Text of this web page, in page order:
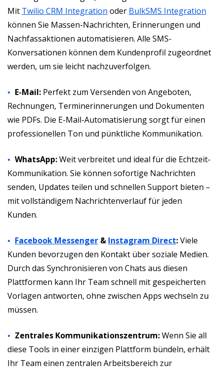
Mit Twilio CRM Integration oder BulkSMS Integration
können Sie Massen-Nachrichten, Erinnerungen und
Nachfassaktionen automatisieren. Alle SMS-
Konversationen können dem Kundenprofil zugeordnet
werden, um sie leicht nachzuverfolgen.
E-Mail: Perfekt zum Versenden von Angeboten,
Rechnungen, Terminerinnerungen und Dokumenten
wie PDFs. Die E-Mail-Automatisierung sorgt für einen
professionellen Ton und pünktliche Kommunikation.
WhatsApp:Weit verbreitet und ideal für die Echtzeit-
Kommunikation. Sie können sofortige Nachrichten
senden, Updates teilen und schnellen Support bieten –
mit vollständigem Nachrichtenverlauf für jeden
Kunden.
Facebook Messenger & Instagram Direct:Viele
Kunden bevorzugen den Kontakt über soziale Medien.
Durch das Synchronisieren von Chats aus diesen
Plattformen kann Ihr Team schnell mit gespeicherten
Vorlagen antworten, ohne zwischen Apps wechseln zu
müssen.
Zentrales Kommunikationszentrum:Wenn Sie all
diese Tools in einer einzigen Plattform bündeln, erhält
Ihr Team einen zentralen Arbeitsbereich zur